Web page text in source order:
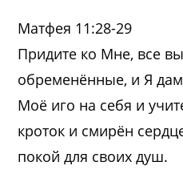
Матфея 11:28-29
Придите ко Мне, все
обременённые, и Я
Моё иго на себя и
кроток и смирён
покой для своих душ.